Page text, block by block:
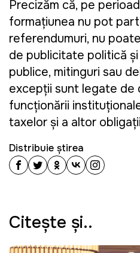
Precizăm că, pe
formaţiunea nu pot
referendumuri, nu
de publicitate politică
publice, mitinguri sau
excepții sunt legate de
funcționării
taxelor și a altor
Distribuie știrea
Citeşte şi..